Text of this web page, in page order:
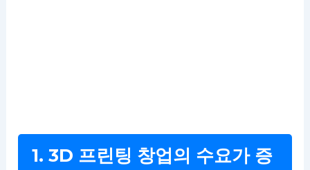
1. 3D 프린팅 창업의 수요가 증